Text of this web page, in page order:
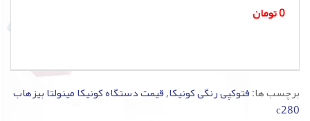
0 تومان
برچسب ها:فتوکپی رنگی کونیکا,قیمت دستگاه کونیکا مینولتا بیزهاب
c280